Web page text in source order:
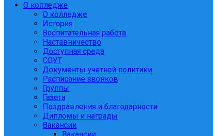
О колледже
О колледже
История
Воспитательная работа
Наставничество
Доступная среда
СОУТ
Документы учетной политики
Расписание звонков
Группы
Газета
Поздравления и благодарности
Дипломы и награды
Вакансии